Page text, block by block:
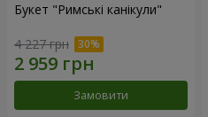
Букет "Римські канікули"
4 227 грн
Замовити